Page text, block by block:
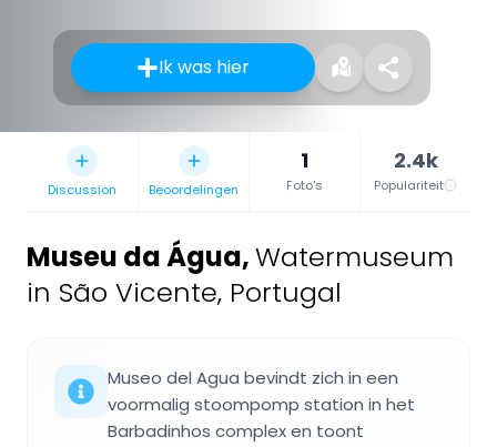
Ik was hier
Discussion Beoordelingen
1
Foto's
2.4k
Populariteit
Museu da Água,Watermuseum
in São Vicente, Portugal
Museo del Agua bevindt zich in een
voormalig stoompomp station in het
Barbadinhos complex en toont